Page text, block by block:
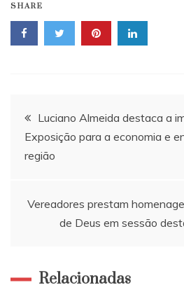
SHARE
Navegação
de
Luciano Almeida destaca a
Exposição para a economia e
região
Vereadores prestam
de Deus em sessão
Relacionadas